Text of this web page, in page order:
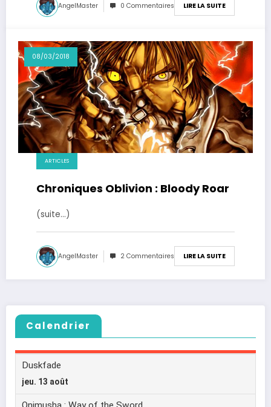
AngelMaster 0 Commentaires LIRE LA SUITE
08/03/2018
ARTICLES
Chroniques Oblivion : Bloody Roar
(suite…)
AngelMaster 2 Commentaires LIRE LA SUITE
Calendrier